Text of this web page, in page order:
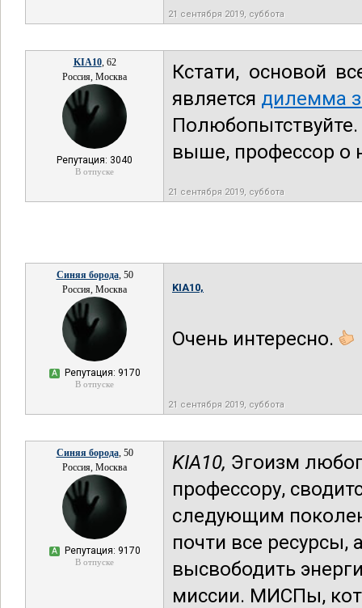
21 сентября 2019, суббота
KIA10, 62
Россия, Москва
Репутация: 3040
В отпуске
Кстати, основой
является дилемма
выше, профессор о
21 сентября 2019, суббота
Синяя борода, 50
Россия, Москва
А Репутация: 9170
В отпуске
KIA10,
Очень интересно.
21 сентября 2019, суббота
Синяя борода, 50
Россия, Москва
А Репутация: 9170
В отпуске
KIA10, Эгоизм
профессору,
следующим
почти все ресурсы,
высвободить
миссии. МИСПы,